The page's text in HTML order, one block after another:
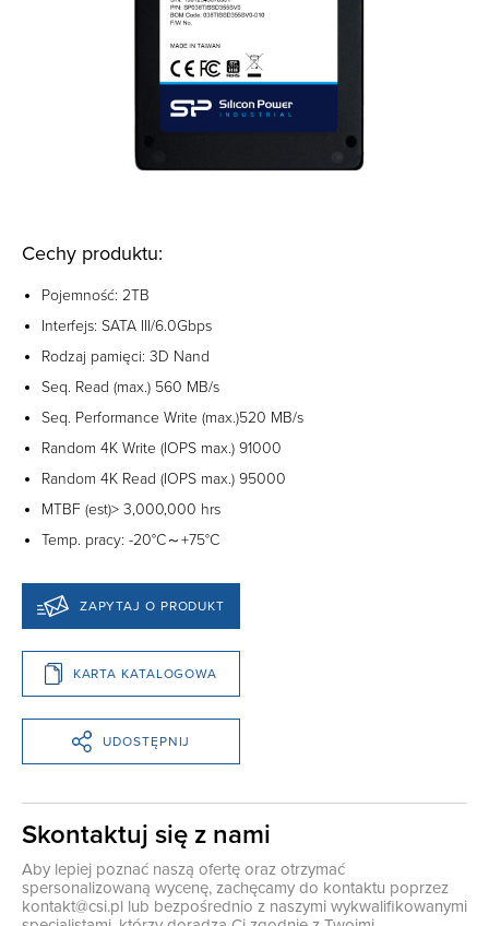
Cechy produktu:
Pojemność: 2TB
Interfejs: SATA III/6.0Gbps
Rodzaj pamięci: 3D Nand
Seq. Read (max.) 560 MB/s
Seq. Performance Write (max.)520 MB/s
Random 4K Write (IOPS max.) 91000
Random 4K Read (IOPS max.) 95000
MTBF (est)> 3,000,000 hrs
Temp. pracy: -20°C～+75°C
ZAPYTAJ O PRODUKT
KARTA KATALOGOWA
UDOSTĘPNIJ
Skontaktuj się z nami
Aby lepiej poznać naszą ofertę oraz otrzymać
spersonalizowaną wycenę, zachęcamy do kontaktu poprzez
kontakt@csi.pl lub bezpośrednio z naszymi wykwalifikowanymi